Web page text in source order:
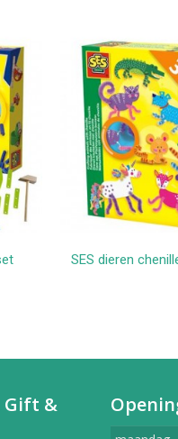
In
SES dieren
Gift &